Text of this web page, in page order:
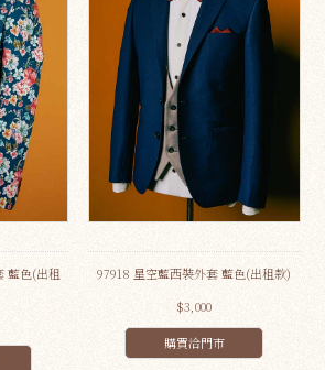
藍色(出租
97918 星空藍西裝外套 藍色(出租款)
$3,000
購買洽門市